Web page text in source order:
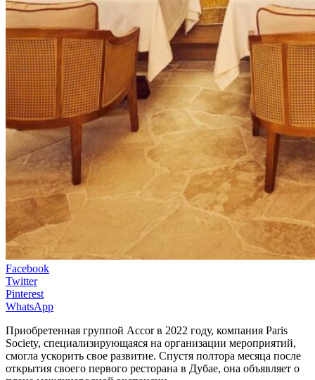
Facebook
Twitter
Pinterest
WhatsApp
Приобретенная группой Accor в 2022 году, компания Paris
Society, специализирующаяся на организации мероприятий,
смогла ускорить свое развитие. Спустя полтора месяца после
открытия своего первого ресторана в Дубае, она объявляет о